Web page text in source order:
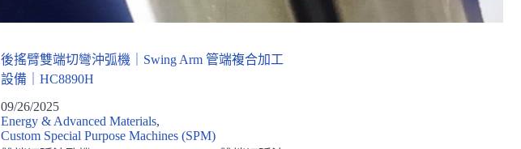
後搖臂雙端切彎沖弧機｜Swing Arm 管端複合加工
設備｜HC8890H
09/26/2025
Energy & Advanced Materials,
Custom Special Purpose Machines (SPM)